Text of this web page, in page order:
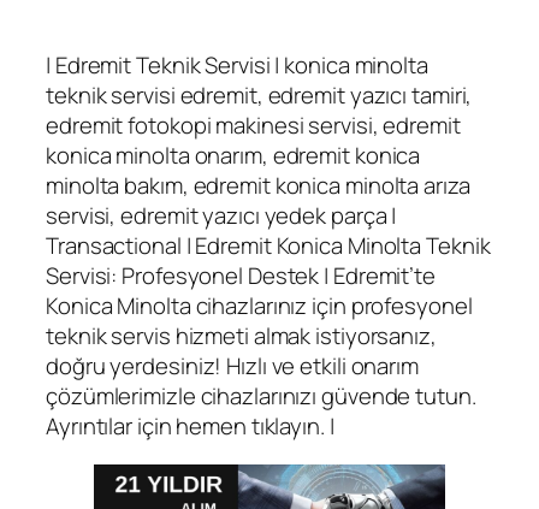
| Edremit Teknik Servisi | konica minolta
teknik servisi edremit, edremit yazıcı tamiri,
edremit fotokopi makinesi servisi, edremit
konica minolta onarım, edremit konica
minolta bakım, edremit konica minolta arıza
servisi, edremit yazıcı yedek parça |
Transactional | Edremit Konica Minolta Teknik
Servisi: Profesyonel Destek | Edremit’te
Konica Minolta cihazlarınız için profesyonel
teknik servis hizmeti almak istiyorsanız,
doğru yerdesiniz! Hızlı ve etkili onarım
çözümlerimizle cihazlarınızı güvende tutun.
Ayrıntılar için hemen tıklayın. |